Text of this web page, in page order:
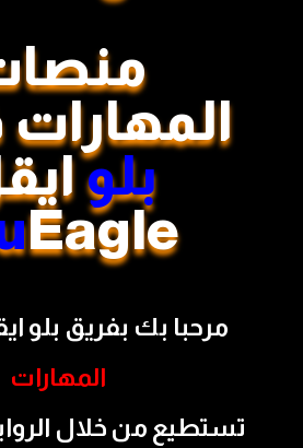
بلو
Eagle
مرحبا بك بفريق بلو
المهارات
تستطيع من خلال